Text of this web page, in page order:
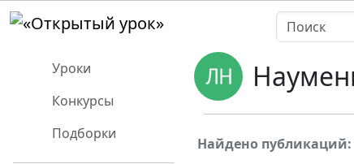
Уроки
Конкурсы
Подборки
Найдено публикаций: